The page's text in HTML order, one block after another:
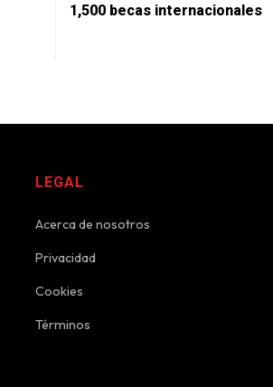
1,500 becas internacionales
LEGAL
Acerca de nosotros
Privacidad
Cookies
Términos